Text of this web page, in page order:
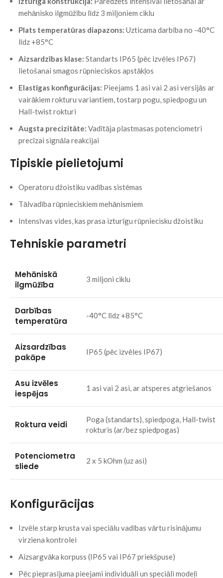
mehānisko ilgmūžību līdz 3 miljoniem ciklu
Plats temperatūras diapazons: Uzticama darbība no -40°C
līdz +85°C
Aizsardzības klase: Standarts IP65 (pēc izvēles IP67)
lietošanai smagos rūpnieciskos apstākļos
Elastīgas konfigurācijas: Pieejams 1 asi vai 2 asi versijās ar
vairākiem rokturu variantiem, tostarp pogu, spiedpogu un
Hall-twist rokturi
Augsta precizitāte: Vadītāja plastmasas potenciometri
precīzai signāla reakcijai
Tipiskie pielietojumi
Operatoru džoistiku vadības sistēmas
Tālvadība rūpnieciskiem mehānismiem
Intensīvas vides, kas prasa izturīgu rūpniecisku džoistiku
Tehniskie parametri
Mehāniskā
ilgmūžība
3 miljoni ciklu
Darbības
temperatūra
-40°C līdz +85°C
Aizsardzības
pakāpe
IP65 (pēc izvēles IP67)
Asu izvēles
iespējas
1 asi vai 2 asi, ar atsperes atgriešanos
Roktura veidi
Poga (standarts), spiedpoga, Hall-twist
rokturis (ar/bez spiedpogas)
Potenciometra
sliede
2 x 5 kOhm (uz asi)
Konfigurācijas
Izvēle starp krusta vai speciālu vadības vārtu risinājumu
virziena kontrolei
Aizsargvāka korpuss (IP65 vai IP67 priekšpuse)
Pēc pieprasījuma pieejami individuāli un speciāli modeļi